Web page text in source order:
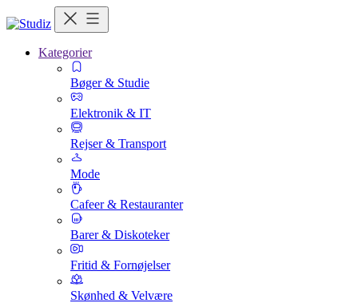
Kategorier
Bøger & Studie
Elektronik & IT
Rejser & Transport
Mode
Cafeer & Restauranter
Barer & Diskoteker
Fritid & Fornøjelser
Skønhed & Velvære